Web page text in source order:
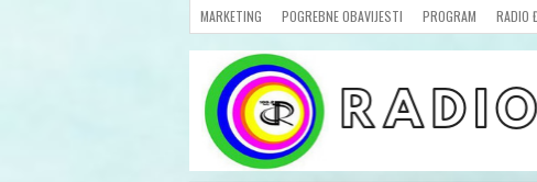
MARKETING POGREBNE OBAVIJESTI PROGRAM RADIO